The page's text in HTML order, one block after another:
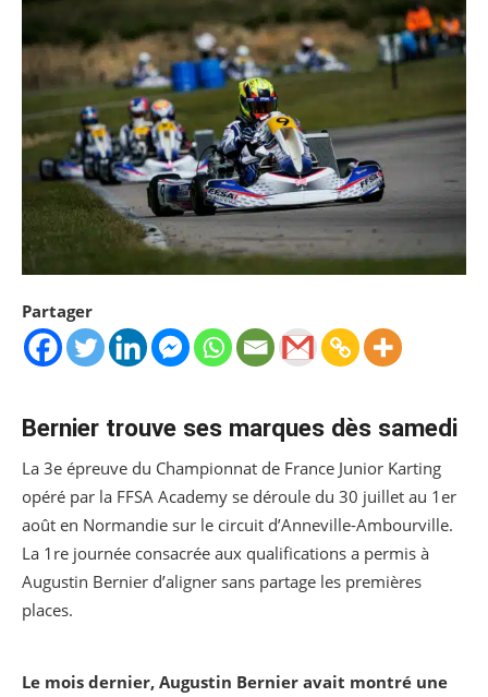
Partager
Bernier trouve ses marques dès samedi
La 3e épreuve du Championnat de France Junior Karting
opéré par la FFSA Academy se déroule du 30 juillet au 1er
août en Normandie sur le circuit d’Anneville-Ambourville.
La 1re journée consacrée aux qualifications a permis à
Augustin Bernier d’aligner sans partage les premières
places.
Le mois dernier, Augustin Bernier avait montré une